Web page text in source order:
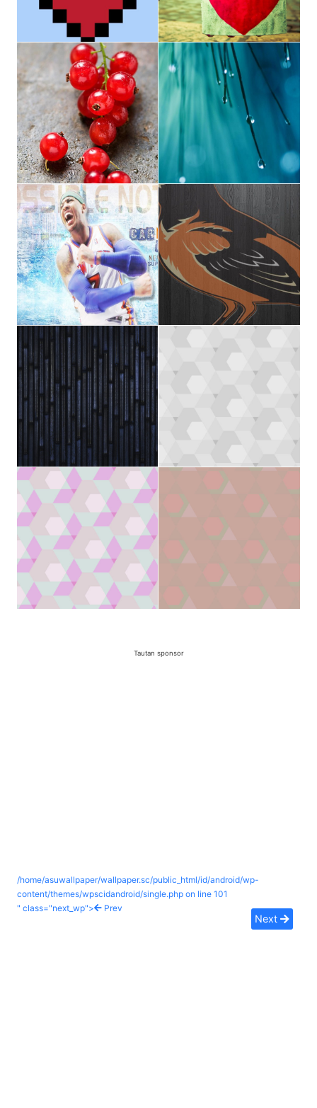
Tautan sponsor
/home/asuwallpaper/wallpaper.sc/public_html/id/android/wp-
content/themes/wpscidandroid/single.php on line 101
" class="next_wp">
Prev
Next